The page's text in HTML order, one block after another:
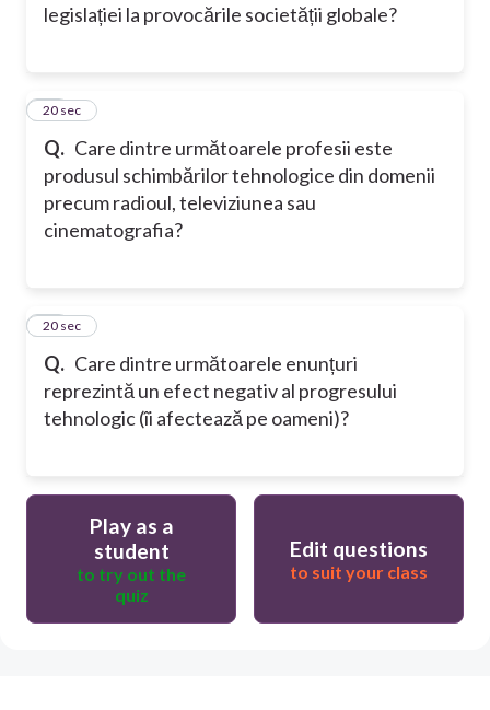
legislației la provocările societății globale?
Q. Care dintre următoarele profesii este
produsul schimbărilor tehnologice din domenii
precum radioul, televiziunea sau
cinematografia?
17
20 sec
Q. Care dintre următoarele enunțuri
reprezintă un efect negativ al progresului
tehnologic (îi afectează pe oameni)?
18
20 sec
Play as a
student
to try out the
quiz
Edit questions
to suit your class